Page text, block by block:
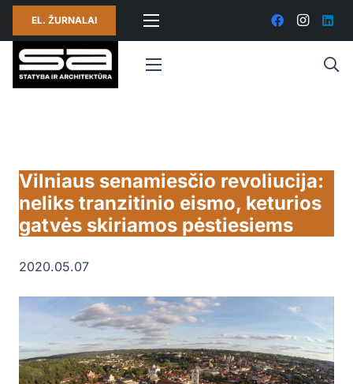
EL. ŽURNALAI
Vilniaus senamiesčio revoliucija:
neliks tranzitinio eismo, keturios
gatvės skiriamos pėstiesiems
2020.05.07